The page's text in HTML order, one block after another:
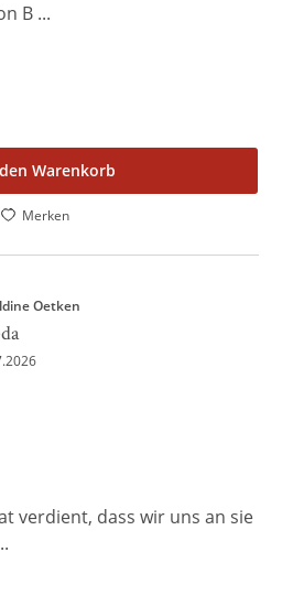
B ...
Warenkorb
Merken
Oetken
verdient, dass wir uns an sie